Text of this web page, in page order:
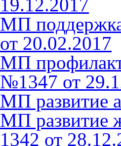
19.12.2017
МП
от 20.02.2017
МП
№1347 от
МП развитие
МП развитие
1342 от